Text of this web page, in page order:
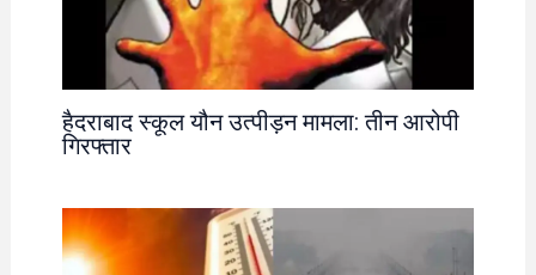
हैदराबाद स्कूल यौन उत्पीड़न मामला: तीन आरोपी
गिरफ्तार